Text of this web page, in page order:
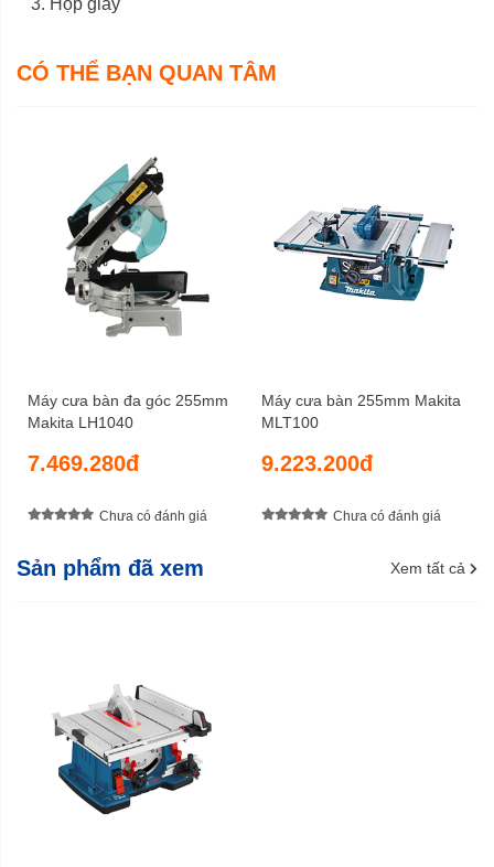
CÓ THỂ BẠN QUAN TÂM
Máy cưa bàn đa góc 255mm
Makita LH1040
7.469.280đ
Chưa có đánh giá
Máy cưa bàn 255mm Makita
MLT100
9.223.200đ
Chưa có đánh giá
Sản phẩm đã xem Xem tất cả